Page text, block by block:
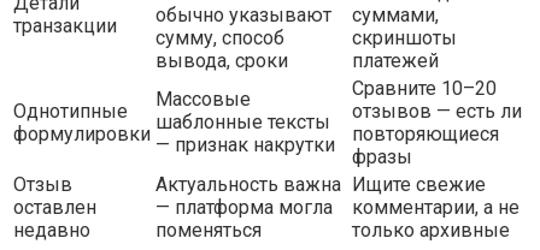
транзакции
обычно указывают
сумму, способ
вывода, сроки
суммами,
скриншоты
платежей
Однотипные
формулировки
Массовые
шаблонные тексты
— признак накрутки
Сравните 10–20
отзывов — есть ли
повторяющиеся
фразы
Отзыв
оставлен
недавно
Актуальность важна
— платформа могла
поменяться
Ищите свежие
комментарии, а не
только архивные